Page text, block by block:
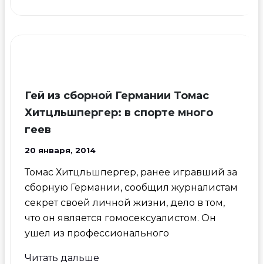
Гей из сборной Германии Томас
Хитцльшпергер: в спорте много
геев
20 января, 2014
Томас Хитцльшпергер, ранее игравший за
сборную Германии, сообщил журналистам
секрет своей личной жизни, дело в том,
что он является гомосексуалистом. Он
ушел из профессионального
Гей
Читать дальше